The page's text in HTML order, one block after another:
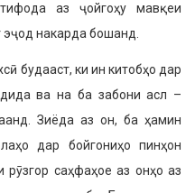
аз ҷойгоҳу мавқеи
накарда бошанд.
будааст, ки ин китобҳо дар
ва на ба забони асл –
Зиёда аз он, ба ҳамин
дар бойгониҳо пинҳон
саҳфаҳое аз онҳо аз